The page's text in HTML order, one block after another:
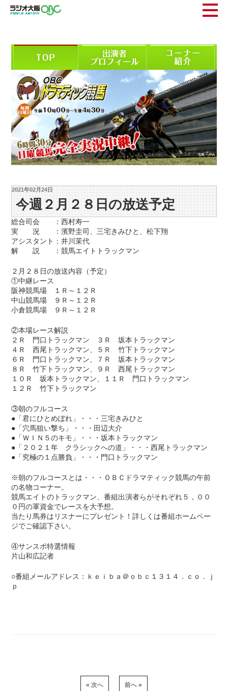
2021年02月24日
今週２月２８日の放送予定
総合司会 ：西村寿一
実 況 ：濱野圭司、三宅きみひと、松下翔
アシスタント：井川茉代
解 説 ：競馬エイトトラックマン
２月２８日の放送内容（予定）
①中継レース
阪神競馬場 １Ｒ～１２Ｒ
中山競馬場 ９Ｒ～１２Ｒ
小倉競馬場 ９Ｒ～１２Ｒ
②本場レース解説
２Ｒ 門口トラックマン ３Ｒ 坂本トラックマン
４Ｒ 西尾トラックマン、５Ｒ 竹下トラックマン
６Ｒ 門口トラックマン、７Ｒ 坂本トラックマン
８Ｒ 竹下トラックマン、９Ｒ 西尾トラックマン
１０Ｒ 坂本トラックマン、１１Ｒ 門口トラックマン
１２Ｒ 竹下トラックマン
③朝のフルコース
●「君にひとめぼれ」・・・三宅きみひと
●「穴馬狙い撃ち」・・・田辺大介
●「ＷＩＮ５のキモ」・・・坂本トラックマン
●「２０２１年 クラシックへの道」・・・西尾トラックマン
●「究極の１点勝負」・・・門口トラックマン
※朝のフルコースとは・・・ＯＢＣドラマティック競馬の午前
の名物コーナー。
競馬エイトのトラックマン、番組出演者らがそれぞれ５，００
０円の軍資金でレースを大予想。
当たり馬券はリスナーにプレゼント！詳しくは番組ホームペー
ジでご確認下さい。
④サンスポ特選情報
片山和広記者
○番組メールアドレス：ｋｅｉｂａ＠ｏｂｃ１３１４．ｃｏ．ｊ
ｐ
« 次へ 前へ »